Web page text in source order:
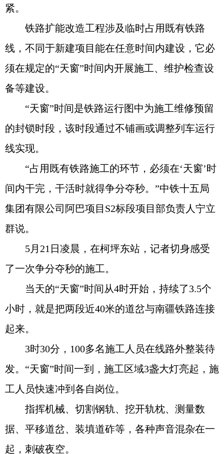
紧。
铁路扩能改造工程涉及临时占用既有铁路
线，不同于新建项目能在任意时间内建设，它必
须在规定的“天窗”时间内开展施工、维护检查设
备等建设。
“天窗”时间是铁路运行图中为施工维修预留
的封锁时段，该时段通过不铺画或调整列车运行
线实现。
“占用既有铁路施工的环节，必须在‘天窗’时
间内干完，干活时就得争分夺秒。”中铁十五局
集团有限公司阿巴项目S2标段项目部负责人宁立
群说。
5月21日凌晨，在柯坪东站，记者切身感受
了一次争分夺秒的施工。
当天的“天窗”时间从4时开始，持续了3.5个
小时，就是把两段近40米的道岔与南疆铁路连接
起来。
3时30分，100多名施工人员在线路外整装待
发。“天窗”时间一到，施工区域3盏大灯亮起，施
工人员快速冲到各自岗位。
指挥机械、切割钢轨、挖开轨枕、测量数
据、平移道岔、装填道砟等，各种声音混杂在一
起，刺破夜空。